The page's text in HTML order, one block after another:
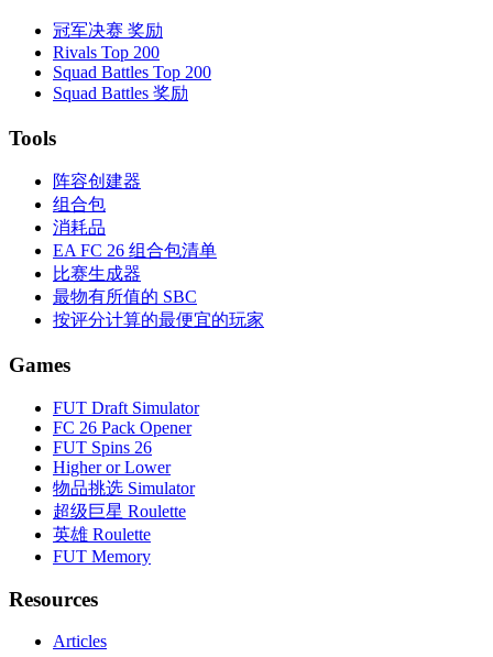
冠军决赛 奖励
Rivals Top 200
Squad Battles Top 200
Squad Battles 奖励
Tools
阵容创建器
组合包
消耗品
EA FC 26 组合包清单
比赛生成器
最物有所值的 SBC
按评分计算的最便宜的玩家
Games
FUT Draft Simulator
FC 26 Pack Opener
FUT Spins 26
Higher or Lower
物品挑选 Simulator
超级巨星 Roulette
英雄 Roulette
FUT Memory
Resources
Articles